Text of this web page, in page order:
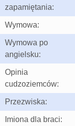
zapamiętania:
Wymowa:
Wymowa po
angielsku:
Opinia
cudzoziemców:
Przezwiska:
Imiona dla braci: